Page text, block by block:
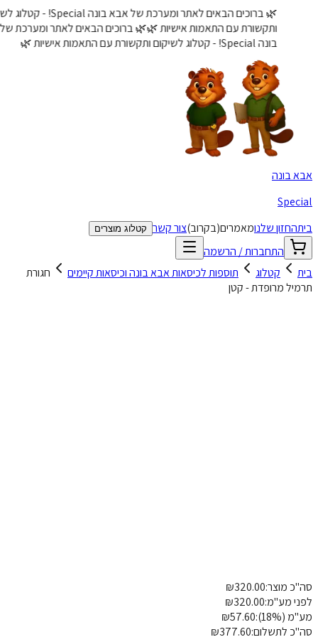
🌿 ברוכים הבאים לאתר ומערכת של אבא בונה Special! - קטלוג לשיקום
ותקשורת עם התאמות אישיות 🌿🌿 ברוכים הבאים לאתר ומערכת של
בונה Special! - קטלוג לשיקום ותקשורת עם התאמות אישיות 🌿
בונה
החזון שלנומאמרים(בקרוב)צור קשר קטלוג מוצרים
התחברות / הרשמה
קטלוג תוספות לכיסאות אבא בונה וכיסאות קיימים
חגורת
מרופדת - קטן
פרטי משלוח הוספת הערה מוצר: ₪320.00
מע"מ:
₪320.00
₪57.60
לתשלום:
₪377.60